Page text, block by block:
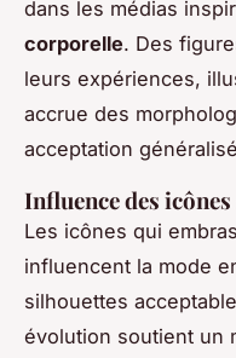
dans les médias
corporelle. Des
leurs expériences,
accrue des
acceptation
Influence des
Les icônes qui
influencent la mode
silhouettes
évolution soutient un